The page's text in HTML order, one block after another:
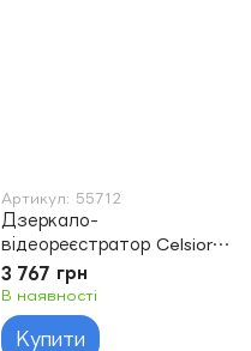
Артикул: 55712
Дзеркало-
відеореєстратор Celsior
DVR M5
3 767 грн
В наявності
Купити